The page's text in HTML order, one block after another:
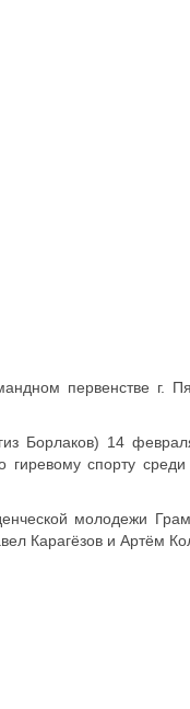
пер­вен­стве г.
Бор­ла­ков) 14
гире­во­му спорту
моло­де­жи
Кара­гё­зов и Артём